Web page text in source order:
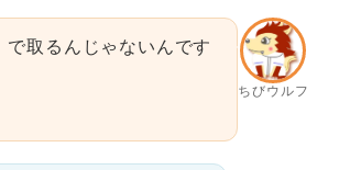
ちびウルフ
取るんじゃないんです